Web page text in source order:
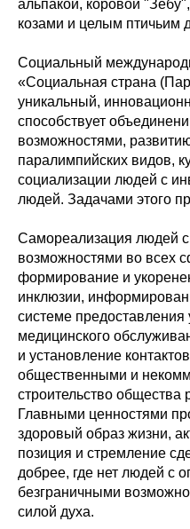
альпакой, коровой
козами и целым птичьим
Социальный
«Социальная страна
уникальный,
способствует
возможностями,
паралимпийских видов,
социализации людей с
людей. Задачами этого
Самореализация людей
возможностями во всех
формирование и
инклюзии,
системе предоставления
медицинского
и установление
общественными и
строительство
Главными ценностями
здоровый образ жизни,
позиция и стремление
добрее, где нет людей с
безграничными
силой духа.